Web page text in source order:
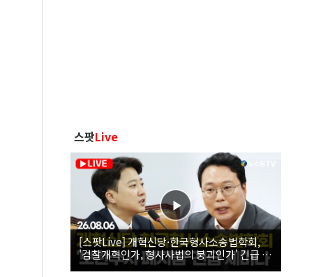
스팟Live
[스팟Live] 개혁신당·한국형사소송법학회,
'검찰개혁인가, 형사사법의 붕괴인가' 긴급 세
미나｜26.08.06